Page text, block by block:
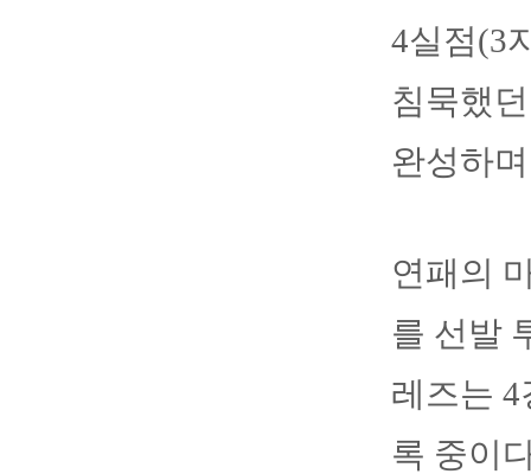
4실점(3
침묵했
완성하
연패의
를 선발
레즈는 4
록 중이